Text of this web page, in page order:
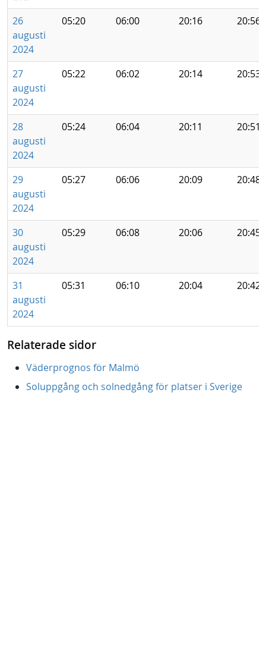
26
augusti
2024
05:20 06:00 20:16 20:56
27
augusti
2024
05:22 06:02 20:14 20:53
28
augusti
2024
05:24 06:04 20:11 20:51
29
augusti
2024
05:27 06:06 20:09 20:48
30
augusti
2024
05:29 06:08 20:06 20:45
31
augusti
2024
05:31 06:10 20:04 20:42
Relaterade sidor
Väderprognos för Malmö
Soluppgång och solnedgång för platser i Sverige